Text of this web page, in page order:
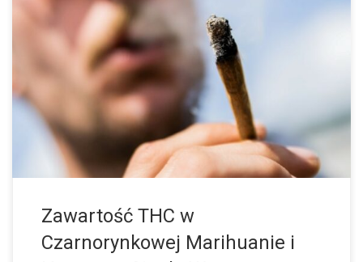
Zawartość substancji THC w niektórych produktach z konopi
indyjskich podwoiła się w ciągu ostatniej dekady. Na przykład w
2012 roku w skonfiskowanym haszyszu odnotowano średnio
10,1% THC, a w bieżącym […]
Zawartość THC w
Czarnorynkowej Marihuanie i